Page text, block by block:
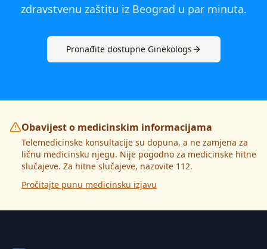
zdravstvenu zaštitu iz Beograd u par minuta.
Pronađite dostupne Ginekologs
Obavijest o medicinskim informacijama
Telemedicinske konsultacije su dopuna, a ne zamjena za
ličnu medicinsku njegu. Nije pogodno za medicinske hitne
slučajeve. Za hitne slučajeve, nazovite 112.
Pročitajte punu medicinsku izjavu